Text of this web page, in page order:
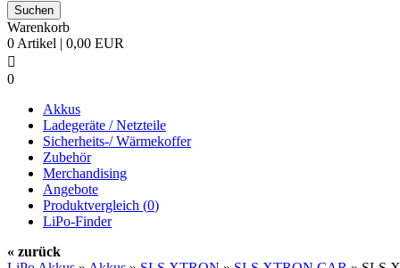
Warenkorb
0 Artikel | 0,00 EUR

0
Akkus
Ladegeräte / Netzteile
Sicherheits-/ Wärmekoffer
Zubehör
Merchandising
Angebote
Produktvergleich (0)
LiPo-Finder
« zurück